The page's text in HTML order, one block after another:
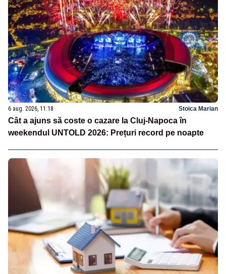
6 aug. 2026, 11:18 Stoica Marian
Cât a ajuns să coste o cazare la Cluj-Napoca în
weekendul UNTOLD 2026: Prețuri record pe noapte